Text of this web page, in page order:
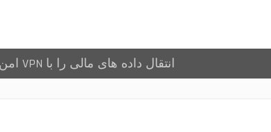
انتقال داده های مالی را با VPN امن سازید